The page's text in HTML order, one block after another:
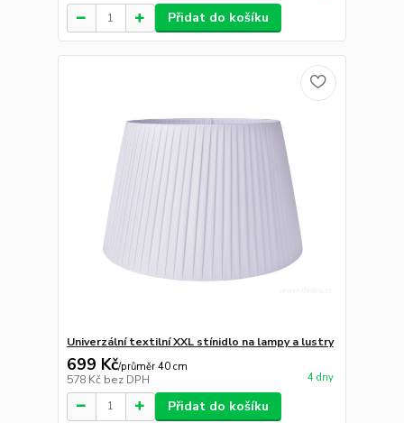
Přidat do košíku
Univerzální textilní XXL stínidlo na lampy a lustry
699 Kč/průměr 40 cm
578 Kč bez DPH 4 dny
Přidat do košíku